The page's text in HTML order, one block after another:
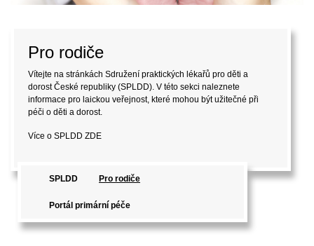
Pro rodiče
Vítejte na stránkách Sdružení praktických lékařů pro děti a
dorost České republiky (SPLDD). V této sekci naleznete
informace pro laickou veřejnost, které mohou být užitečné při
péči o děti a dorost.
Více o SPLDD ZDE
SPLDD Pro rodiče
Portál primární péče